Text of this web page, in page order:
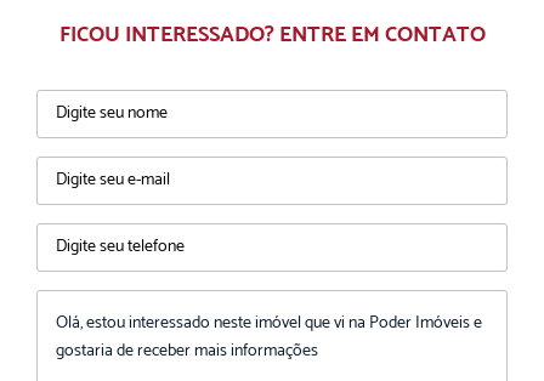
FICOU INTERESSADO? ENTRE EM CONTATO